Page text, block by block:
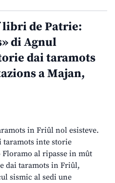
de Patrie:
di Agnul
dai taramots
a Majan,
in Friûl nol esisteve.
taramots inte storie
al ripasse in mût
dai taramots in Friûl,
sismic al sedi une